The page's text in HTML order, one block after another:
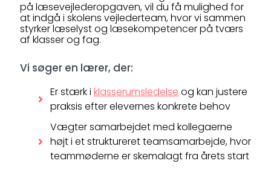
på læsevejlederopgaven, vil du få mulighed for
at indgå i skolens vejlederteam, hvor vi sammen
styrker læselyst og læsekompetencer på tværs
af klasser og fag.
Vi søger en lærer, der:
Er stærk i klasserumsledelse og kan justere
praksis efter elevernes konkrete behov
Vægter samarbejdet med kollegaerne
højt i et struktureret teamsamarbejde, hvor
teammøderne er skemalagt fra årets start